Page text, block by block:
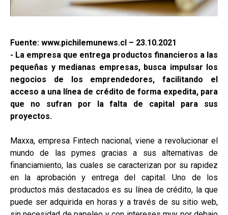
Fuente: www.pichilemunews.cl – 23.10.2021
- La empresa que entrega productos financieros a las
pequeñas y medianas empresas, busca impulsar los
negocios de los emprendedores, facilitando el
acceso a una línea de crédito de forma expedita, para
que no sufran por la falta de capital para sus
proyectos.
Maxxa, empresa Fintech nacional, viene a revolucionar el
mundo de las pymes gracias a sus alternativas de
financiamiento, las cuales se caracterizan por su rapidez
en la aprobación y entrega del capital. Uno de los
productos más destacados es su línea de crédito, la que
puede ser adquirida en horas y a través de su sitio web,